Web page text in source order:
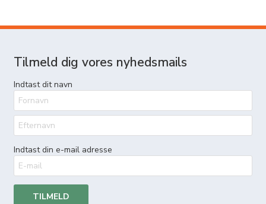
Tilmeld dig vores nyhedsmails
Indtast dit navn
Indtast din e-mail adresse
TILMELD